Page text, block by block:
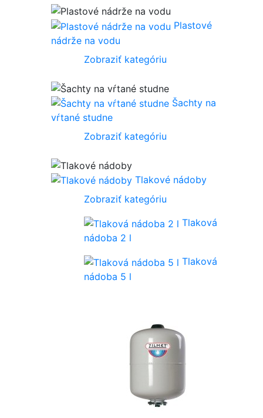
Plastové
nádrže na vodu
Zobraziť kategóriu
Šachty na
vŕtané studne
Zobraziť kategóriu
Tlakové nádoby
Zobraziť kategóriu
Tlaková
nádoba 2 l
Tlaková
nádoba 5 l